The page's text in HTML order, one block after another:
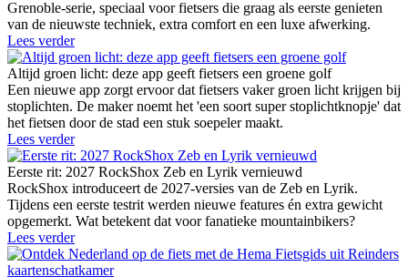
Grenoble-serie, speciaal voor fietsers die graag als eerste genieten
van de nieuwste techniek, extra comfort en een luxe afwerking.
Lees verder
Altijd groen licht: deze app geeft fietsers een groene golf
Een nieuwe app zorgt ervoor dat fietsers vaker groen licht krijgen bij
stoplichten. De maker noemt het 'een soort super stoplichtknopje' dat
het fietsen door de stad een stuk soepeler maakt.
Lees verder
Eerste rit: 2027 RockShox Zeb en Lyrik vernieuwd
RockShox introduceert de 2027-versies van de Zeb en Lyrik.
Tijdens een eerste testrit werden nieuwe features én extra gewicht
opgemerkt. Wat betekent dat voor fanatieke mountainbikers?
Lees verder